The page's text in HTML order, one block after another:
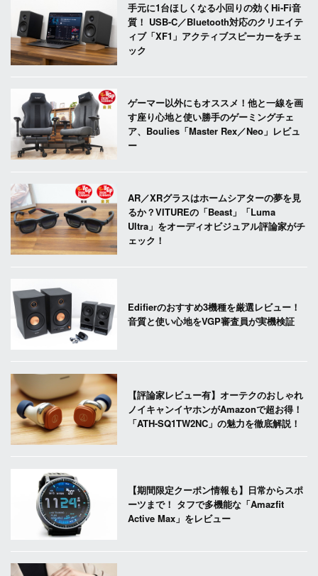
手元に1台ほしくなる小回りの効くHi-Fi音
質！ USB-C／Bluetooth対応のクリエイテ
ィブ「XF1」アクティブスピーカーをチェ
ック
ゲーマー以外にもオススメ！他と一線を画
す座り心地と使い勝手のゲーミングチェ
ア、Boulies「Master Rex／Neo」レビュ
ー
AR／XRグラスはホームシアターの夢を見
るか？VITUREの「Beast」「Luma
Ultra」をオーディオビジュアル評論家がチ
ェック！
Edifierのおすすめ3機種を厳選レビュー！
音質と使い心地をVGP審査員が実機検証
【評論家レビュー有】オーテクのおしゃれ
ノイキャンイヤホンがAmazonで超お得！
「ATH-SQ1TW2NC」の魅力を徹底解説！
【期間限定クーポン情報も】日常からスポ
ーツまで！ タフで多機能な「Amazfit
Active Max」をレビュー